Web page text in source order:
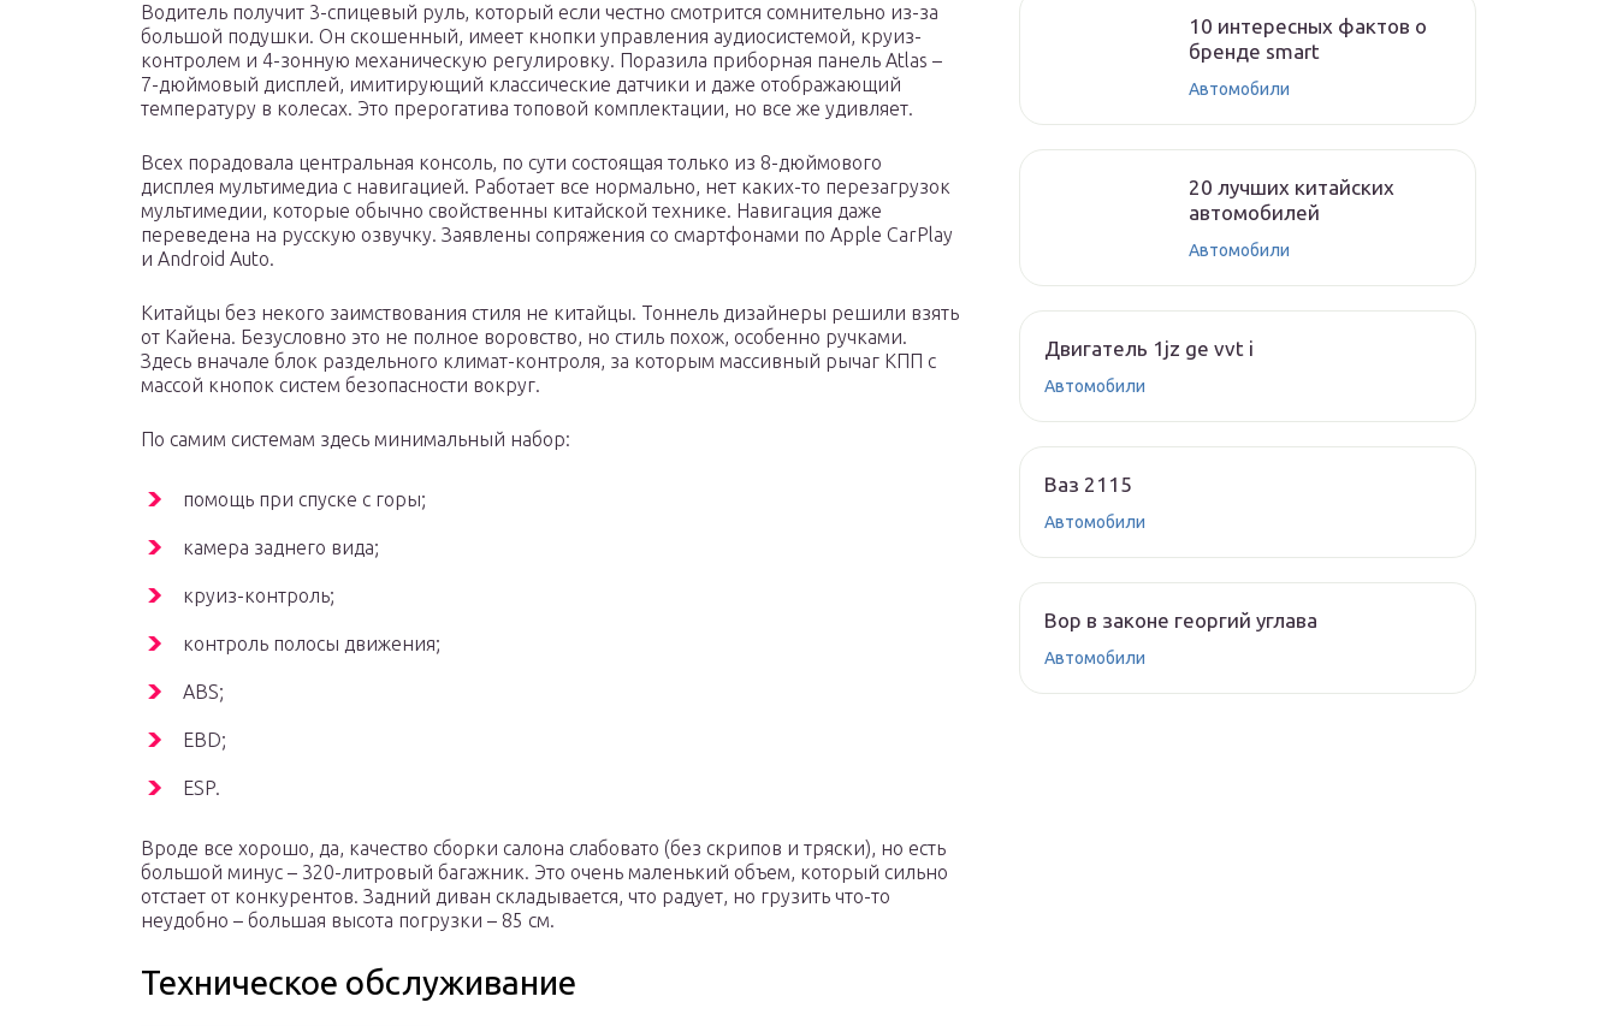
Водитель получит 3-спицевый руль, который если честно смотрится сомнительно из-за
большой подушки. Он скошенный, имеет кнопки управления аудиосистемой, круиз-
контролем и 4-зонную механическую регулировку. Поразила приборная панель Atlas –
7-дюймовый дисплей, имитирующий классические датчики и даже отображающий
температуру в колесах. Это прерогатива топовой комплектации, но все же удивляет.
Всех порадовала центральная консоль, по сути состоящая только из 8-дюймового
дисплея мультимедиа с навигацией. Работает все нормально, нет каких-то перезагрузок
мультимедии, которые обычно свойственны китайской технике. Навигация даже
переведена на русскую озвучку. Заявлены сопряжения со смартфонами по Apple CarPlay
и Android Auto.
Китайцы без некого заимствования стиля не китайцы. Тоннель дизайнеры решили взять
от Кайена. Безусловно это не полное воровство, но стиль похож, особенно ручками.
Здесь вначале блок раздельного климат-контроля, за которым массивный рычаг КПП с
массой кнопок систем безопасности вокруг.
По самим системам здесь минимальный набор:
помощь при спуске с горы;
камера заднего вида;
круиз-контроль;
контроль полосы движения;
ABS;
EBD;
ESP.
Вроде все хорошо, да, качество сборки салона слабовато (без скрипов и тряски), но есть
большой минус – 320-литровый багажник. Это очень маленький объем, который сильно
отстает от конкурентов. Задний диван складывается, что радует, но грузить что-то
неудобно – большая высота погрузки – 85 см.
Техническое обслуживание
10 интересных фактов о
бренде smart
Автомобили
20 лучших китайских
автомобилей
Автомобили
Двигатель 1jz ge vvt i
Автомобили
Ваз 2115
Автомобили
Вор в законе георгий углава
Автомобили